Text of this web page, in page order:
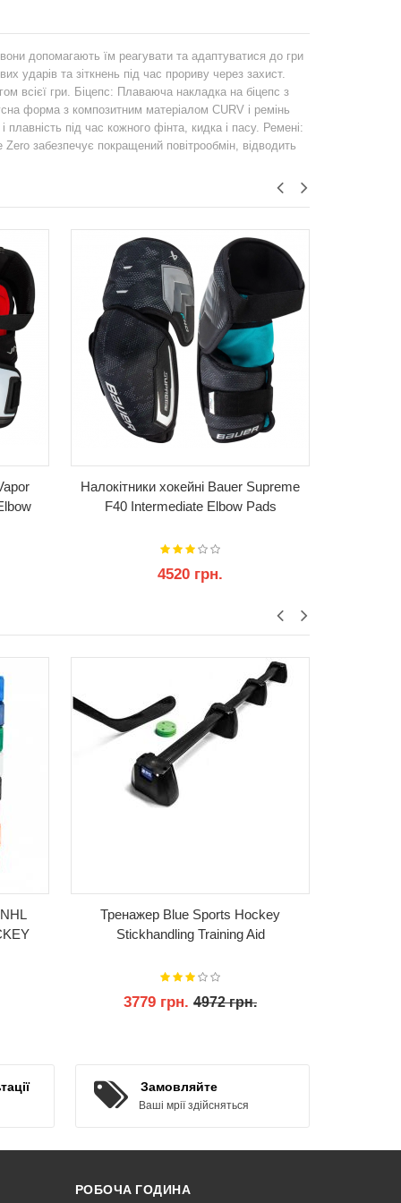
допомагають їм реагувати та адаптуватися до гри
ударів та зіткнень під час прориву через захист.
всієї гри. Біцепс: Плаваюча накладка на біцепс з
форма з композитним матеріалом CURV і ремінь
під час кожного фінта, кидка і пасу. Ремені:
забезпечує покращений повітрообмін, відводить
Налокітники хокейні Bauer Supreme
F40 Intermediate Elbow Pads
4520 грн.
Тренажер Blue Sports Hockey
Stickhandling Training Aid
3779 грн. 4972 грн.
Замовляйте
Ваші мрії здійсняться
РОБОЧА ГОДИНА